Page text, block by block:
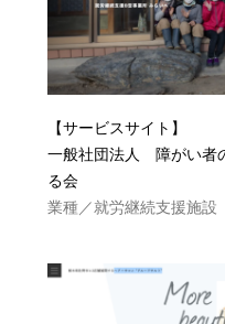
【サービスサイト】
一般社団法人 障がい者
る会
業種／就労継続支援施設